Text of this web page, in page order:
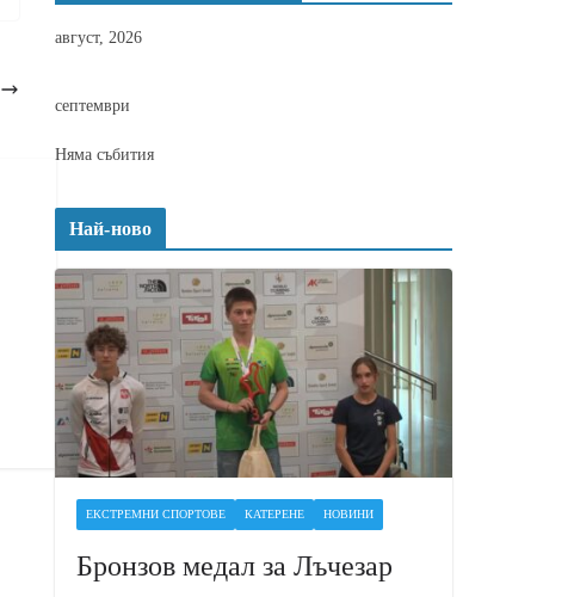
август, 2026
септември
Няма събития
Най-ново
ЕКСТРЕМНИ СПОРТОВЕ КАТЕРЕНЕ НОВИНИ
Бронзов медал за Лъчезар